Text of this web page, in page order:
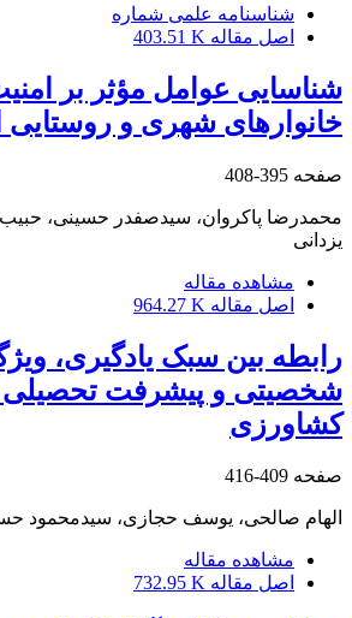
شناسنامه علمی شماره
اصل مقاله 403.51 K
شناسایی عوامل مؤثر بر
خانوارهای شهری و روستایی
صفحه 395-408
محمدرضا پاکروان، سیدصفدر حسینی، حبیب
یزدانی
مشاهده مقاله
اصل مقاله 964.27 K
رابطه بین سبک یادگیری،
شخصیتی و پیشرفت تحصیلی
کشاورزی
صفحه 409-416
الهام صالحی، یوسف حجازی، سیدمحمود
مشاهده مقاله
اصل مقاله 732.95 K